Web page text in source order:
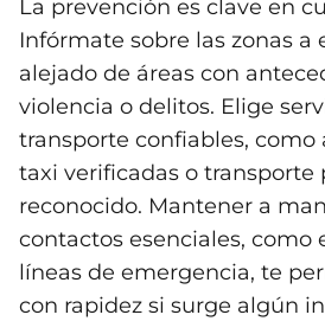
La prevención es clave en
Infórmate sobre las zonas
alejado de áreas con
violencia o delitos. Elige
transporte confiables, como
taxi verificadas o transporte
reconocido. Mantener a
contactos esenciales, como
líneas de emergencia, te
con rapidez si surge algún